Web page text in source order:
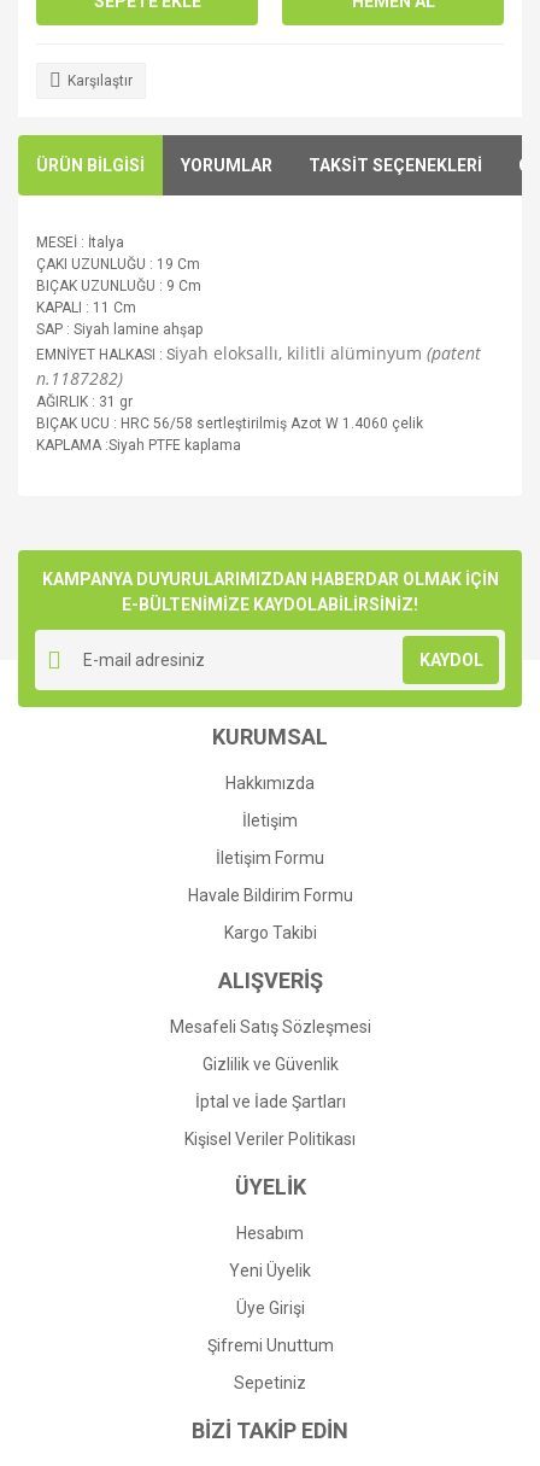
Karşılaştır
ÜRÜN BİLGİSİ YORUMLAR TAKSİT SEÇENEKLERİ
MESEİ : İtalya
ÇAKI UZUNLUĞU : 19 Cm
BIÇAK UZUNLUĞU : 9 Cm
KAPALI : 11 Cm
SAP : Siyah lamine ahşap
EMNİYET HALKASI : Siyah eloksallı, kilitli alüminyum (patent
n.1187282)
AĞIRLIK : 31 gr
BIÇAK UCU : HRC 56/58 sertleştirilmiş Azot W 1.4060 çelik
KAPLAMA :Siyah PTFE kaplama
Yorum Yaz
kullanarak tarafımıza iletebilirsiniz.
Görüş ve önerileriniz için teşekkür ederiz.
Ürün resmi kalitesiz, bozuk veya görüntülenemiyor.
Ürün açıklamasında eksik bilgiler bulunuyor.
Ürün bilgilerinde hatalar bulunuyor.
Ürün fiyatı diğer sitelerden daha pahalı.
Gönder
KAMPANYA DUYURULARIMIZDAN HABERDAR OLMAK İÇİN
E-BÜLTENİMİZE KAYDOLABİLİRSİNİZ!
KAYDOL
KURUMSAL
Hakkımızda
İletişim
İletişim Formu
Havale Bildirim Formu
Kargo Takibi
ALIŞVERİŞ
Mesafeli Satış Sözleşmesi
Gizlilik ve Güvenlik
İptal ve İade Şartları
Kişisel Veriler Politikası
ÜYELİK
Hesabım
Yeni Üyelik
Üye Girişi
Şifremi Unuttum
Sepetiniz
BİZİ TAKİP EDİN